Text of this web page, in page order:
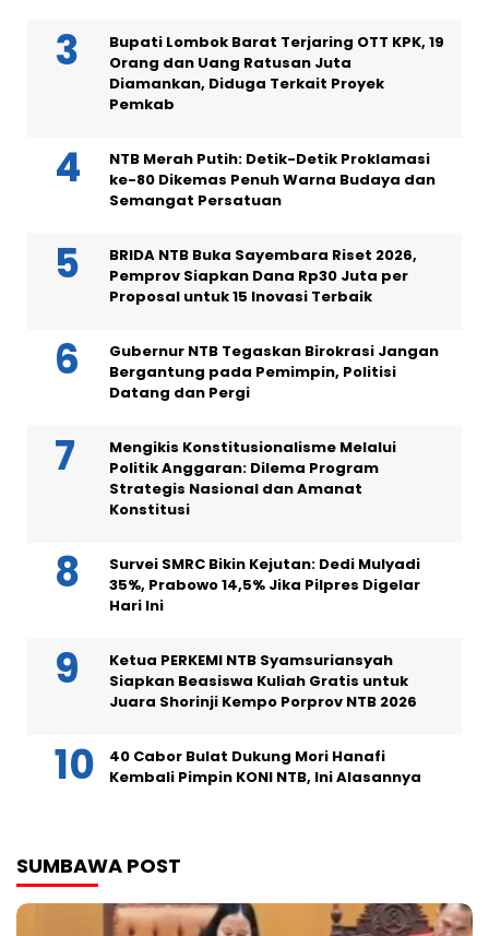
Bupati Lombok Barat Terjaring OTT KPK, 19
Orang dan Uang Ratusan Juta
Diamankan, Diduga Terkait Proyek
Pemkab
NTB Merah Putih: Detik-Detik Proklamasi
ke-80 Dikemas Penuh Warna Budaya dan
Semangat Persatuan
BRIDA NTB Buka Sayembara Riset 2026,
Pemprov Siapkan Dana Rp30 Juta per
Proposal untuk 15 Inovasi Terbaik
Gubernur NTB Tegaskan Birokrasi Jangan
Bergantung pada Pemimpin, Politisi
Datang dan Pergi
Mengikis Konstitusionalisme Melalui
Politik Anggaran: Dilema Program
Strategis Nasional dan Amanat
Konstitusi
Survei SMRC Bikin Kejutan: Dedi Mulyadi
35%, Prabowo 14,5% Jika Pilpres Digelar
Hari Ini
Ketua PERKEMI NTB Syamsuriansyah
Siapkan Beasiswa Kuliah Gratis untuk
Juara Shorinji Kempo Porprov NTB 2026
40 Cabor Bulat Dukung Mori Hanafi
Kembali Pimpin KONI NTB, Ini Alasannya
SUMBAWA POST